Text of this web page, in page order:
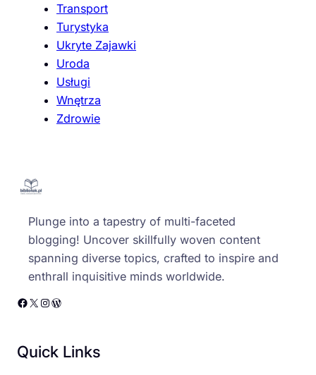
Transport
Turystyka
Ukryte Zajawki
Uroda
Usługi
Wnętrza
Zdrowie
Plunge into a tapestry of multi-faceted
blogging! Uncover skillfully woven content
spanning diverse topics, crafted to inspire and
enthrall inquisitive minds worldwide.
Facebook X Instagram WordPress
Quick Links